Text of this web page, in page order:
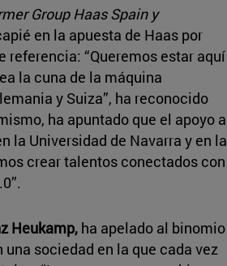
Group Haas Spain y
en la apuesta de Haas por
referencia: “Queremos estar aquí
la cuna de la máquina
y Suiza”, ha reconocido
ha apuntado que el apoyo a
la Universidad de Navarra y en la
crear talentos conectados con
Heukamp, ha apelado al binomio
sociedad en la que cada vez